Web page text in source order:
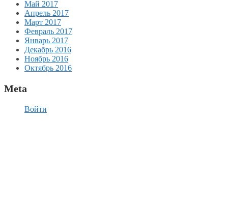
Май 2017
Апрель 2017
Март 2017
Февраль 2017
Январь 2017
Декабрь 2016
Ноябрь 2016
Октябрь 2016
Meta
Войти